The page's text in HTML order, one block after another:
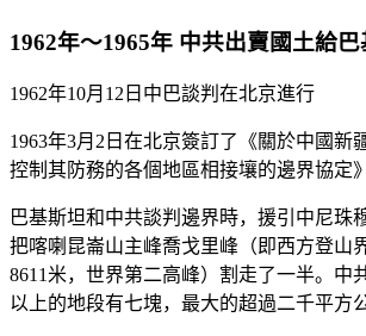
1962年～1965年 中共出賣國土給巴
1962年10月12日中巴談判在北京進行
1963年3月2日在北京簽訂了《關於中國新
控制其防務的各個地區相接壤的邊界協定》
巴基斯坦和中共談判邊界時，援引中尼珠
把喀喇昆崙山主峰喬戈里峰（即西方登山
8611米，世界第二高峰）割走了一半。中
以上的地段有七塊，最大的超過二千平方